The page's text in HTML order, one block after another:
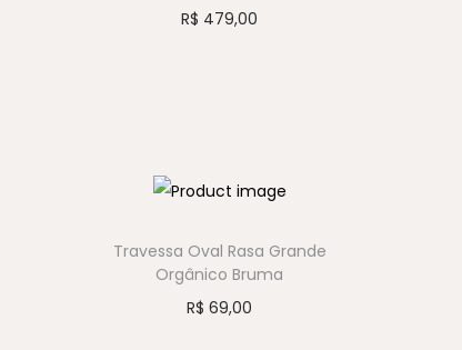
R$ 479,00
Travessa Oval Rasa Grande
Orgânico Bruma
R$ 69,00